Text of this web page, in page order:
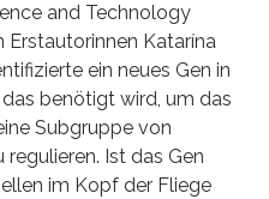
and Technology
Erstautorinnen Katarína
ein neues Gen in
benötigt wird, um das
Subgruppe von
Ist das Gen
im Kopf der Fliege